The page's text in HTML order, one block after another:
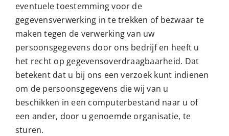
eventuele toestemming voor de
gegevensverwerking in te trekken of bezwaar te
maken tegen de verwerking van uw
persoonsgegevens door ons bedrijf en heeft u
het recht op gegevensoverdraagbaarheid. Dat
betekent dat u bij ons een verzoek kunt indienen
om de persoonsgegevens die wij van u
beschikken in een computerbestand naar u of
een ander, door u genoemde organisatie, te
sturen.